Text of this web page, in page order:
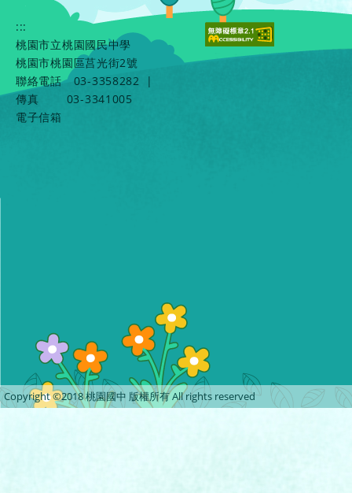
:::
桃園市立桃園國民中學
桃園市桃園區莒光街2號
聯絡電話
03-3358282
|
傳真
03-3341005
電子信箱
Copyright ©2018 桃園國中 版權所有 All rights reserved